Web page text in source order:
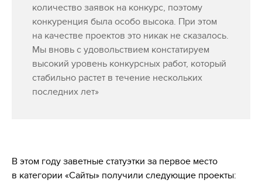
количество заявок на конкурс, поэтому
конкуренция была особо высока. При этом
на качестве проектов это никак не сказалось.
Мы вновь с удовольствием констатируем
высокий уровень конкурсных работ, который
стабильно растет в течение нескольких
последних лет»
В этом году заветные статуэтки за первое место
в категории «Сайты» получили следующие проекты: